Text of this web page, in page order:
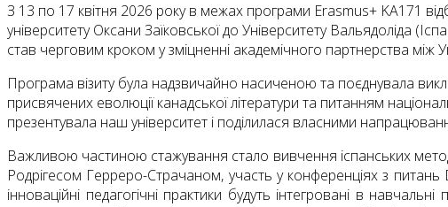
З 13 по 17 квітня 2026 року в межах програми Erasmus+ KA171
університету Оксани Заїковської до Університету Вальядоліда
став черговим кроком у зміцненні академічного партнерства між
Програма візиту була надзвичайно насиченою та поєднувала
присвячених еволюції канадської літератури та питанням
презентувала наш університет і поділилася власними
Важливою частиною стажування стало вивчення іспанських
Родрігесом Герреро-Страчаном, участь у конференціях з питань
інноваційні педагогічні практики будуть інтегровані в